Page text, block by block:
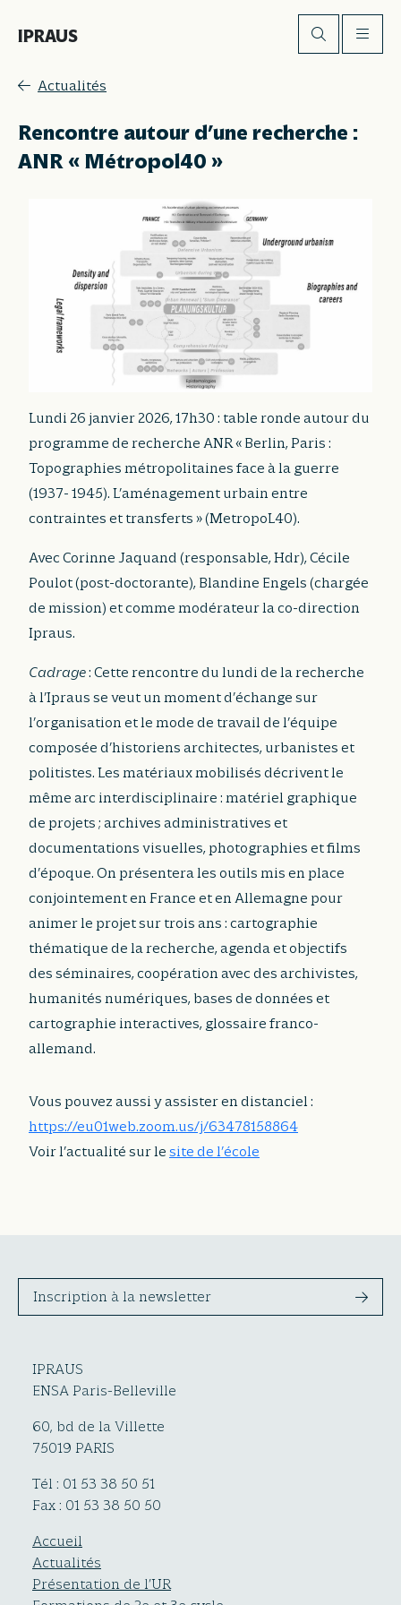
IPRAUS
Actualités
Rencontre autour d’une recherche :
ANR « Métropol40 »
Lundi 26 janvier 2026, 17h30 : table ronde autour du
programme de recherche ANR « Berlin, Paris :
Topographies métropolitaines face à la guerre
(1937- 1945). L’aménagement urbain entre
contraintes et transferts » (MetropoL40).
Avec Corinne Jaquand (responsable, Hdr), Cécile
Poulot (post-doctorante), Blandine Engels (chargée
de mission) et comme modérateur la co-direction
Ipraus.
Cadrage: Cette rencontre du lundi de la recherche
à l’Ipraus se veut un moment d’échange sur
l’organisation et le mode de travail de l’équipe
composée d’historiens architectes, urbanistes et
politistes. Les matériaux mobilisés décrivent le
même arc interdisciplinaire : matériel graphique
de projets ; archives administratives et
documentations visuelles, photographies et films
d’époque. On présentera les outils mis en place
conjointement en France et en Allemagne pour
animer le projet sur trois ans : cartographie
thématique de la recherche, agenda et objectifs
des séminaires, coopération avec des archivistes,
humanités numériques, bases de données et
cartographie interactives, glossaire franco-
allemand.
Vous pouvez aussi y assister en distanciel :
https://eu01web.zoom.us/j/63478158864
Voir l’actualité sur le site de l’école
Inscription à la newsletter
IPRAUS
ENSA Paris-Belleville
60, bd de la Villette
75019 PARIS
Tél : 01 53 38 50 51
Fax : 01 53 38 50 50
Accueil
Actualités
Présentation de l’UR